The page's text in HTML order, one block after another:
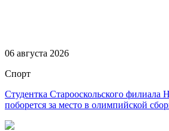
06 августа 2026
Спорт
Студентка Старооскольского
поборется за место в олимпийской